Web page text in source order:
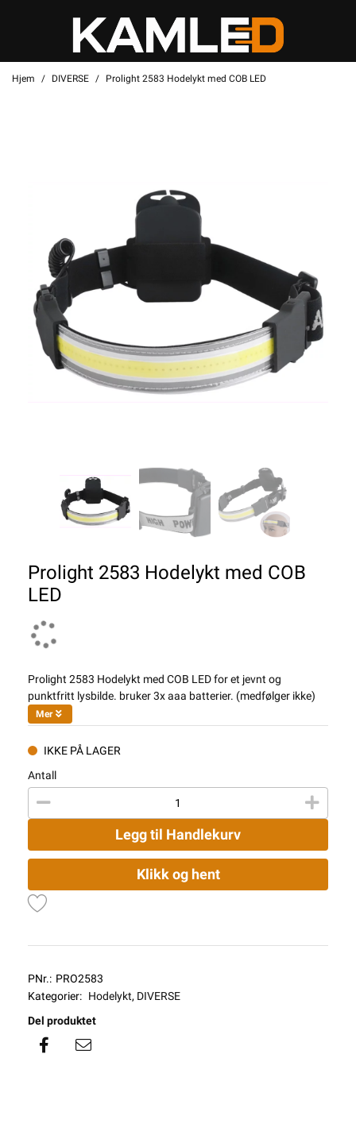
Hjem DIVERSE Prolight 2583 Hodelykt med COB LED
Prolight 2583 Hodelykt med COB
LED
Prolight 2583 Hodelykt med COB LED for et jevnt og
punktfritt lysbilde. bruker 3x aaa batterier. (medfølger ikke)
Mer
IKKE PÅ LAGER
Antall
Legg til Handlekurv
Klikk og hent
PNr.: PRO2583
Kategorier: Hodelykt, DIVERSE
Del produktet